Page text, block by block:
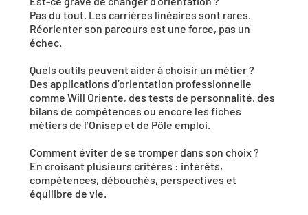
Pas du tout. Les carrières linéaires sont rares.
Réorienter son parcours est une force, pas un
échec.
Quels outils peuvent aider à choisir un métier ?
Des applications d’orientation professionnelle
comme Will Oriente, des tests de personnalité, des
bilans de compétences ou encore les fiches
métiers de l’Onisep et de Pôle emploi.
Comment éviter de se tromper dans son choix ?
En croisant plusieurs critères : intérêts,
compétences, débouchés, perspectives et
équilibre de vie.